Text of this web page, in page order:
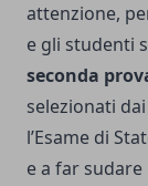
attenzione,
e gli studenti
seconda
selezionati
l’Esame di
e a far sudare